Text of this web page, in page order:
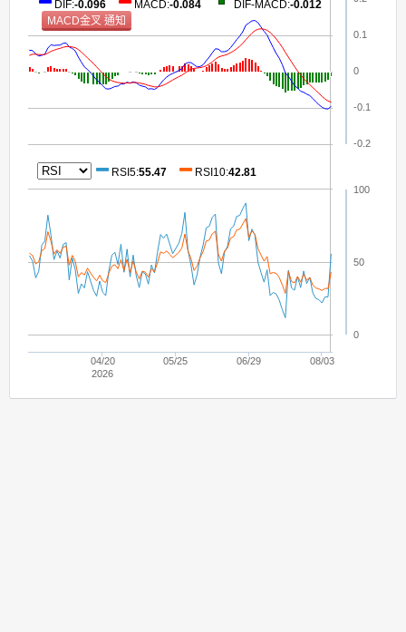
04/20
2026
05/25 06/29 08/03
-0.2
-0.1
0
0.1
0
50
100
DIF:-0.096 MACD:-0.084 DIF-MACD:-0.012
RSI5:55.47 RSI10:42.81